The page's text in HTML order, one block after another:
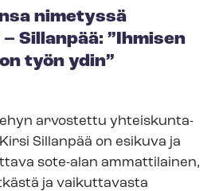
nimetyssä
Sillanpää: ”Ihmisen
työn ydin”
arvostettu yh­teis­kun­ta­
Sillanpää on esikuva ja
sote-alan ammattilainen,
ja vaikuttavasta